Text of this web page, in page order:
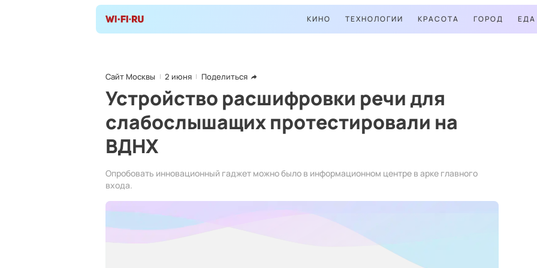
КИНО ТЕХНОЛОГИИ КРАСОТА ГОРОД ЕДА
Сайт Москвы 2 июня Поделиться
Устройство расшифровки речи для
слабослышащих протестировали на
ВДНХ
Опробовать инновационный гаджет можно было в информационном центре в арке главного
входа.